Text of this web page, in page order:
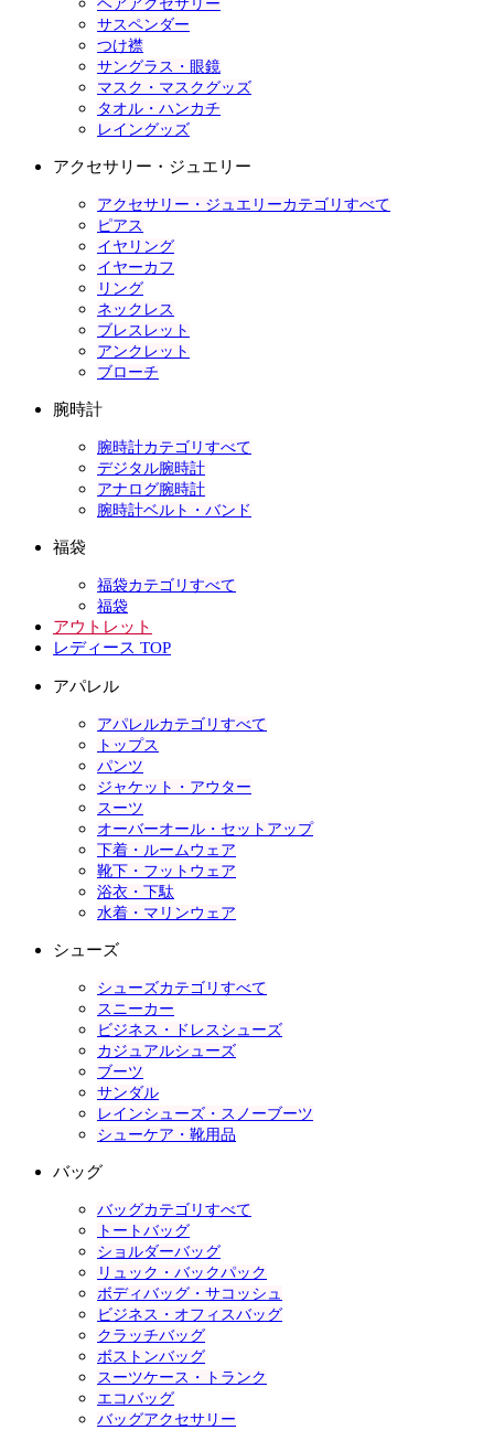
ヘアアクセサリー
サスペンダー
つけ襟
サングラス・眼鏡
マスク・マスクグッズ
タオル・ハンカチ
レイングッズ
アクセサリー・ジュエリー
アクセサリー・ジュエリーカテゴリすべて
ピアス
イヤリング
イヤーカフ
リング
ネックレス
ブレスレット
アンクレット
ブローチ
腕時計
腕時計カテゴリすべて
デジタル腕時計
アナログ腕時計
腕時計ベルト・バンド
福袋
福袋カテゴリすべて
福袋
アウトレット
レディース TOP
アパレル
アパレルカテゴリすべて
トップス
パンツ
ジャケット・アウター
スーツ
オーバーオール・セットアップ
下着・ルームウェア
靴下・フットウェア
浴衣・下駄
水着・マリンウェア
シューズ
シューズカテゴリすべて
スニーカー
ビジネス・ドレスシューズ
カジュアルシューズ
ブーツ
サンダル
レインシューズ・スノーブーツ
シューケア・靴用品
バッグ
バッグカテゴリすべて
トートバッグ
ショルダーバッグ
リュック・バックパック
ボディバッグ・サコッシュ
ビジネス・オフィスバッグ
クラッチバッグ
ボストンバッグ
スーツケース・トランク
エコバッグ
バッグアクセサリー